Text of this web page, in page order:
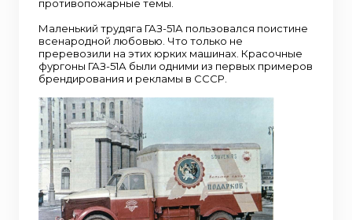
противопожарные темы.
Маленький трудяга ГАЗ-51А пользовался поистине
всенародной любовью. Что только не
преревозили на этих юрких машинах. Красочные
фургоны ГАЗ-51А были одними из первых примеров
брендирования и рекламы в СССР.